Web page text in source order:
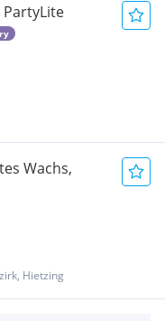
Wachs,
Hietzing